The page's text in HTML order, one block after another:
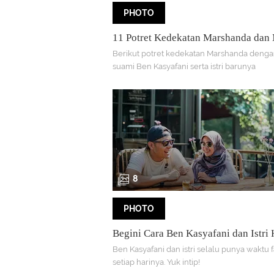
PHOTO
11 Potret Kedekatan Marshanda dan
Istri Ben Kasyafani
Berikut potret kedekatan Marshanda
suami Ben Kasyafani serta istri barunya
8
PHOTO
Begini Cara Ben Kasyafani dan Istri
Quality Time Bersama
Ben Kasyafani dan istri selalu punya waktu
setiap harinya. Yuk intip!